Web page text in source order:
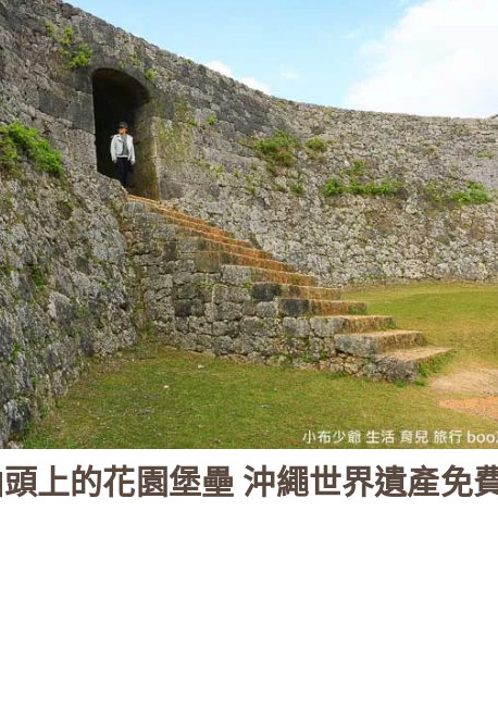
上的花園堡壘 沖繩世界遺產免